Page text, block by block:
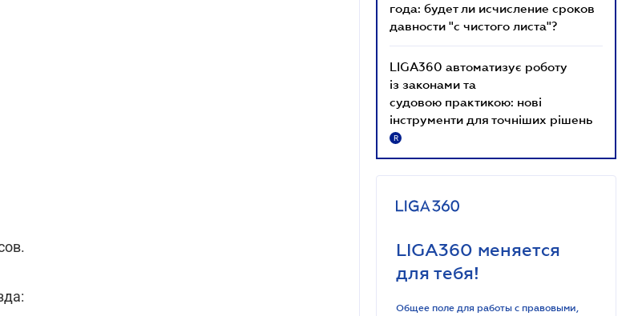
года: будет ли исчисление сроков
давности "с чистого листа"?
LIGA360 автоматизує роботу
із законами та
судовою практикою: нові
інструменти для точніших рішень
R
LIGA360 меняется
для тебя!
Общее поле для работы с правовыми,